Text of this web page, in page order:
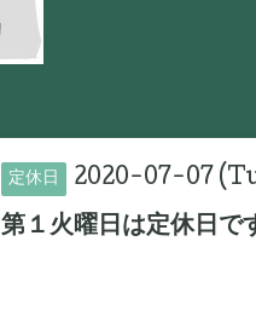
定休日 2020-07-07
第１火曜日は定休日で